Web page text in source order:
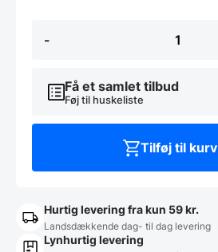
-
barstol,
højder
antal
Få et samlet tilbud
Føj til huskeliste
Tilføj til kurv
Hurtig levering fra kun 59 kr.
Landsdækkende dag- til dag levering
Lynhurtig levering